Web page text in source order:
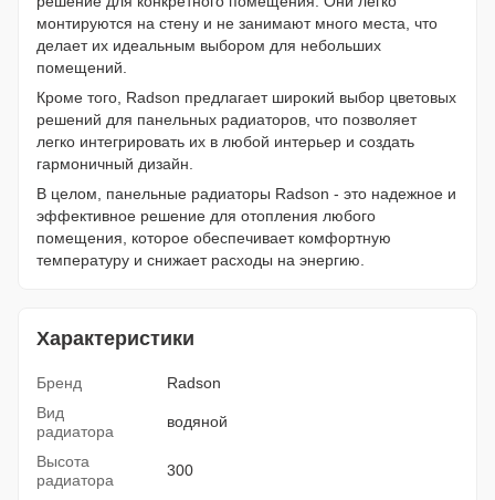
монтируются на стену и не занимают много места, что
делает их идеальным выбором для небольших
помещений.
Кроме того, Radson предлагает широкий выбор цветовых
решений для панельных радиаторов, что позволяет
легко интегрировать их в любой интерьер и создать
гармоничный дизайн.
В целом, панельные радиаторы Radson - это надежное и
эффективное решение для отопления любого
помещения, которое обеспечивает комфортную
температуру и снижает расходы на энергию.
Характеристики
Бренд
Radson
Вид
радиатора
водяной
Высота
радиатора
300